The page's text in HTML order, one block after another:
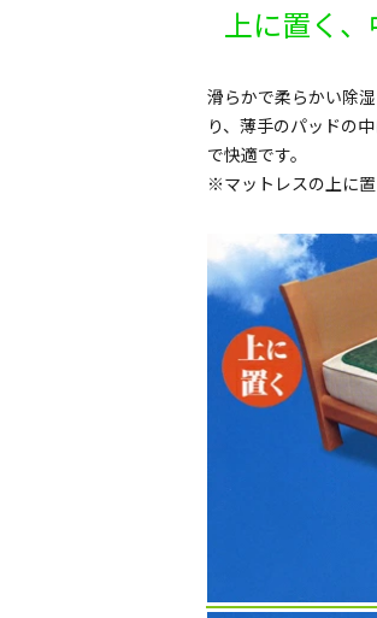
上に置く
滑らかで柔らかい除
り、薄手のパッドの
で快適です。
※マットレスの上に置